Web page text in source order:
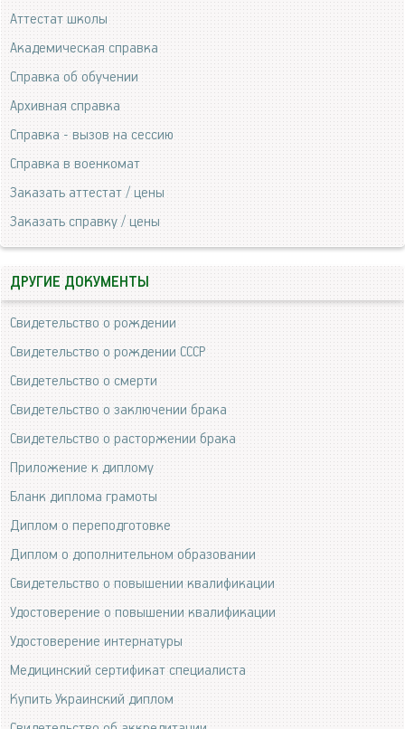
Аттестат школы
Академическая справка
Справка об обучении
Архивная справка
Справка - вызов на сессию
Справка в военкомат
Заказать аттестат / цены
Заказать справку / цены
ДРУГИЕ ДОКУМЕНТЫ
Свидетельство о рождении
Свидетельство о рождении СССР
Свидетельство о смерти
Свидетельство о заключении брака
Свидетельство о расторжении брака
Приложение к диплому
Бланк диплома грамоты
Диплом о переподготовке
Диплом о дополнительном образовании
Свидетельство о повышении квалификации
Удостоверение о повышении квалификации
Удостоверение интернатуры
Медицинский сертификат специалиста
Купить Украинский диплом